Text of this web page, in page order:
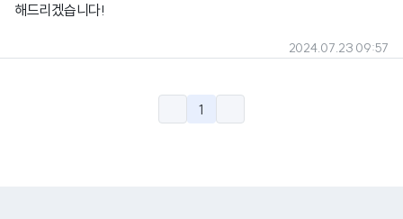
해드리겠습니다!
2024.07.23 09:57
1